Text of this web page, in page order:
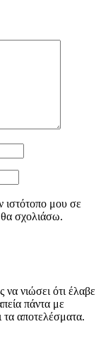
ιστότοπο μου σε
σχολιάσω.
να νιώσει ότι έλαβε
πάντα με
τα αποτελέσματα.